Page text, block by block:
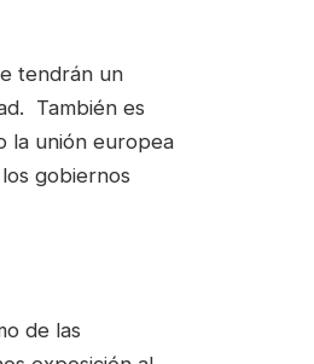
tendrán un
También es
la unión europea
gobiernos
de las